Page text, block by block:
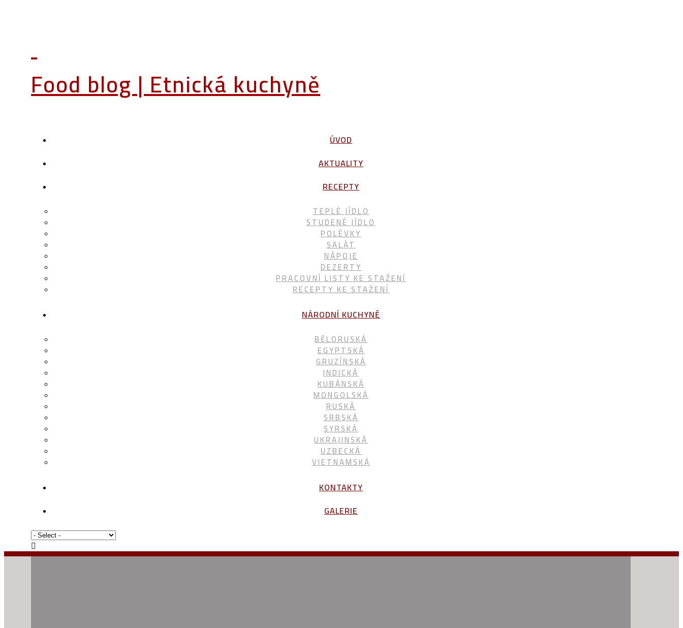
Food blog | Etnická kuchyně
ÚVOD
AKTUALITY
RECEPTY
TEPLÉ JÍDLO
STUDENÉ JÍDLO
POLÉVKY
SALÁT
NÁPOJE
DEZERTY
PRACOVNÍ LISTY KE STAŽENÍ
RECEPTY KE STAŽENÍ
NÁRODNÍ KUCHYNĚ
BĚLORUSKÁ
EGYPTSKÁ
GRUZÍNSKÁ
INDICKÁ
KUBÁNSKÁ
MONGOLSKÁ
RUSKÁ
SRBSKÁ
SYRSKÁ
UKRAJINSKÁ
UZBECKÁ
VIETNAMSKÁ
KONTAKTY
GALERIE